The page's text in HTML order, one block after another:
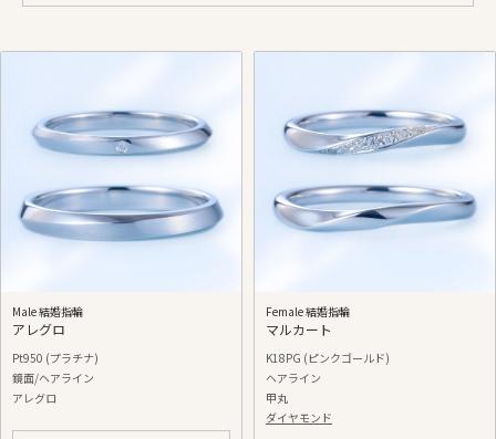
Male 結婚指輪
アレグロ
Pt950 (プラチナ)
鏡面/ヘアライン
アレグロ
Female 結婚指輪
マルカート
K18PG (ピンクゴールド)
ヘアライン
甲丸
ダイヤモンド